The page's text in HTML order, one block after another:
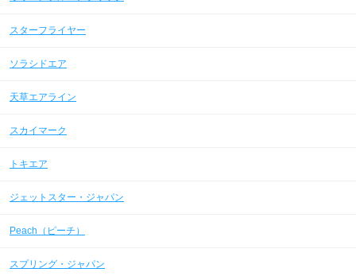
スターフライヤー
ソラシドエア
天草エアライン
スカイマーク
トキエア
ジェットスター・ジャパン
Peach（ピーチ）
スプリング・ジャパン